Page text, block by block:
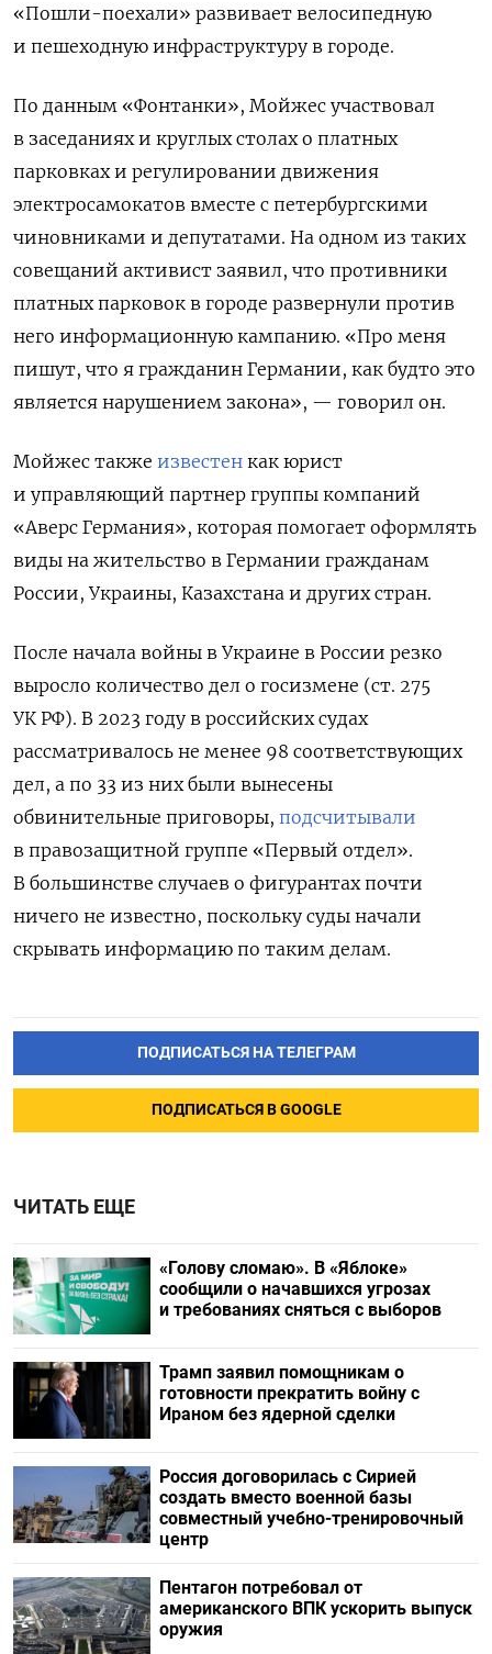
«Пошли-поехали» развивает велосипедную
и пешеходную инфраструктуру в городе.
По данным «Фонтанки», Мойжес участвовал
в заседаниях и круглых столах о платных
парковках и регулировании движения
электросамокатов вместе с петербургскими
чиновниками и депутатами. На одном из таких
совещаний активист заявил, что противники
платных парковок в городе развернули против
него информационную кампанию. «Про меня
пишут, что я гражданин Германии, как будто это
является нарушением закона», — говорил он.
Мойжес также известен как юрист
и управляющий партнер группы компаний
«Аверс Германия», которая помогает оформлять
виды на жительство в Германии гражданам
России, Украины, Казахстана и других стран.
После начала войны в Украине в России резко
выросло количество дел о госизмене (ст. 275
УК РФ). В 2023 году в российских судах
рассматривалось не менее 98 соответствующих
дел, а по 33 из них были вынесены
обвинительные приговоры, подсчитывали
в правозащитной группе «Первый отдел».
В большинстве случаев о фигурантах почти
ничего не известно, поскольку суды начали
скрывать информацию по таким делам.
ПОДПИСАТЬСЯ НА ТЕЛЕГРАМ
ПОДПИСАТЬСЯ В GOOGLE
ЧИТАТЬ ЕЩЕ
«Голову сломаю». В «Яблоке»
сообщили о начавшихся угрозах
и требованиях сняться с выборов
Трамп заявил помощникам о
готовности прекратить войну с
Ираном без ядерной сделки
Россия договорилась с Сирией
создать вместо военной базы
совместный учебно-тренировочный
центр
Пентагон потребовал от
американского ВПК ускорить выпуск
оружия